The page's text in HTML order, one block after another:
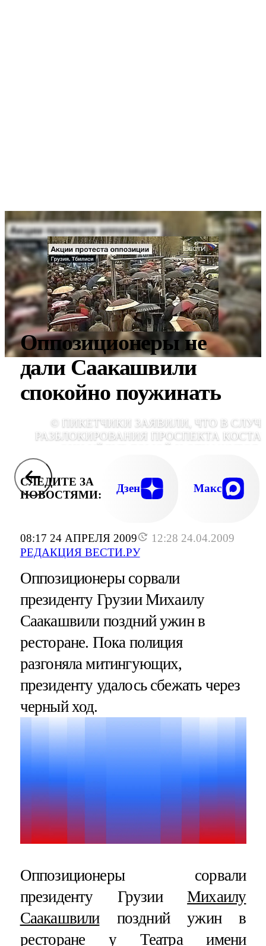
08:17 24 АПРЕЛЯ 2009
12:28 24.04.2009
РЕДАКЦИЯ ВЕСТИ.РУ
Оппозиционеры не
дали Саакашвили
спокойно поужинать
© ПИКЕТЧИКИ ЗАЯВИЛИ, ЧТО В
РАЗБЛОКИРОВАНИЯ ПРОСПЕКТА
ОНИ УЙДУТ ДОМОЙ И ОТКАЖУТСЯ
ЛЮБЫХ АКЦИЙ ПРОТЕСТА,
ЛИДЕРАМИ
СЛЕДИТЕ ЗА
НОВОСТЯМИ:
Дзен Макс
Оппозиционеры сорвали
президенту Грузии Михаилу
Саакашвили поздний ужин в
ресторане. Пока полиция
разгоняла митингующих,
президенту удалось сбежать через
черный ход.
Оппозиционеры сорвали
президенту ГрузииМихаилу
Саакашвилипоздний ужин в
ресторане у Театра имени